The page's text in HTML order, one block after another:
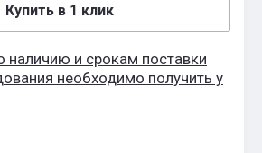
Купить в 1 клик
и срокам поставки
необходимо получить у